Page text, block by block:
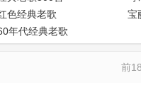
色经典老歌 宝
年代经典老歌
前